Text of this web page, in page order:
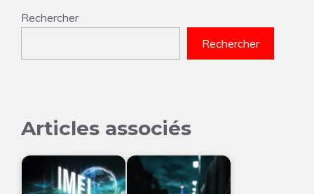
Rechercher
Rechercher
Articles associés